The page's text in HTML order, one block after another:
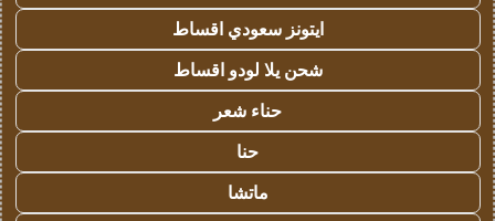
ايتونز سعودي اقساط
شحن يلا لودو اقساط
حناء شعر
حنا
ماتشا